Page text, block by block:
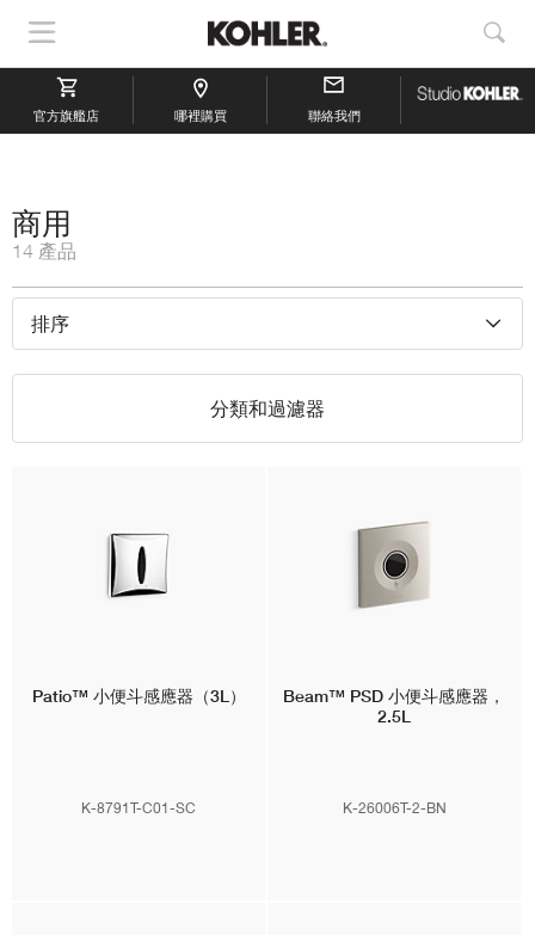
顯
示
導
航
顯
示
搜
官方旗艦店 哪裡購買 聯絡我們
商用
14 產品
排序
分類和過濾器
Patio™ 小便斗感應器（3L）
K-8791T-C01-SC
Beam™ PSD 小便斗感應器，
2.5L
K-26006T-2-BN